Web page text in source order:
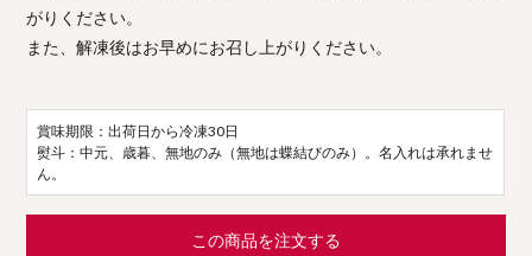
がりください。
また、解凍後はお早めにお召し上がりください。
賞味期限：出荷日から冷凍30日
熨斗：中元、歳暮、無地のみ（無地は蝶結びのみ）。名入れは承れませ
ん。
この商品を注文する